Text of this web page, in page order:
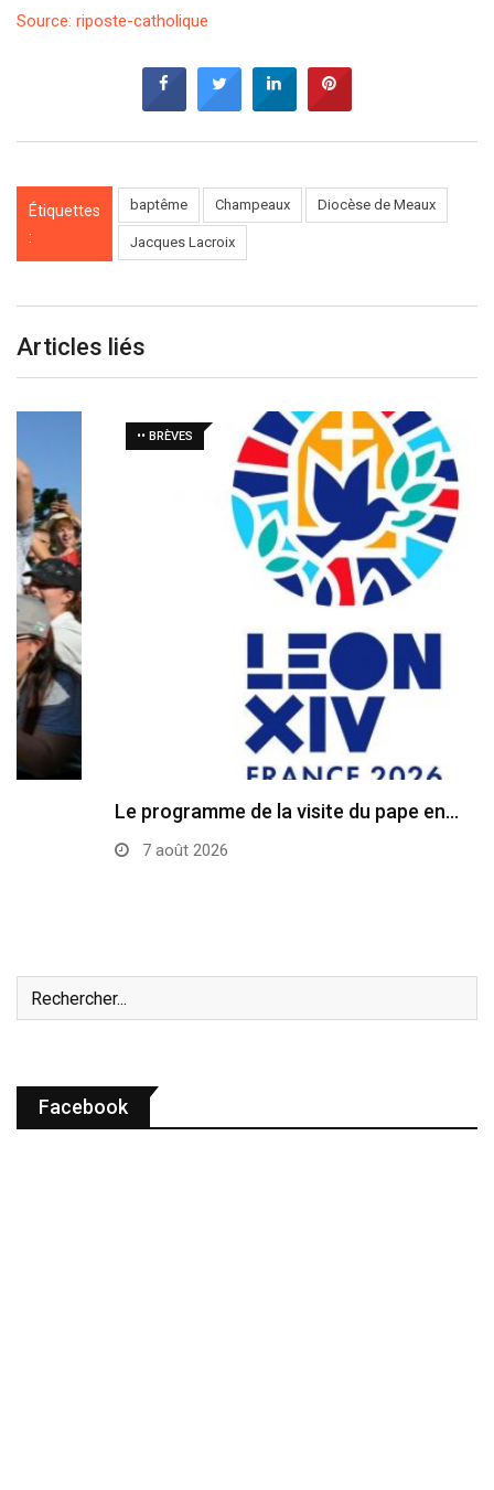
Source: riposte-catholique
Étiquettes
:
baptême Champeaux Diocèse de Meaux
Jacques Lacroix
Articles liés
Le programme de la visite du pape en…
7 août 2026
Facebook